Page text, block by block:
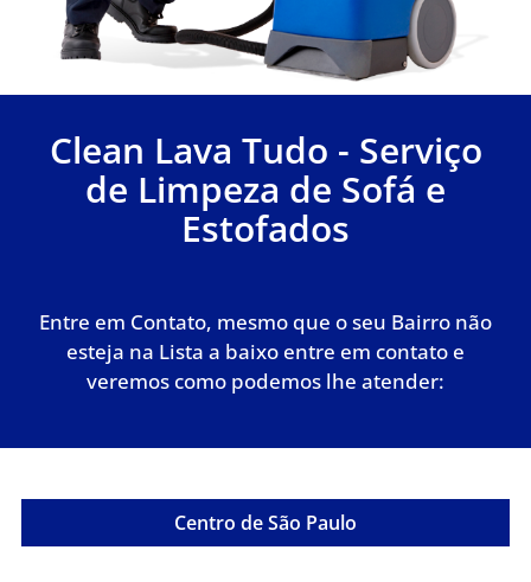
Clean Lava Tudo - Serviço
de Limpeza de Sofá e
Estofados
Entre em Contato, mesmo que o seu Bairro não
esteja na Lista a baixo entre em contato e
veremos como podemos lhe atender:
Centro de São Paulo